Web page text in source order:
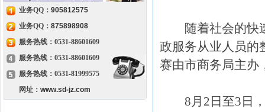
业务QQ： 905812575
业务QQ： 875898908
服务热线：0531-88601609
服务热线：0531-88601609
服务热线：0531-81999575
网址： www.sd-jz.com
随着社会的快速
政服务从业人员的
赛由市商务局主办
8月2日至3日，